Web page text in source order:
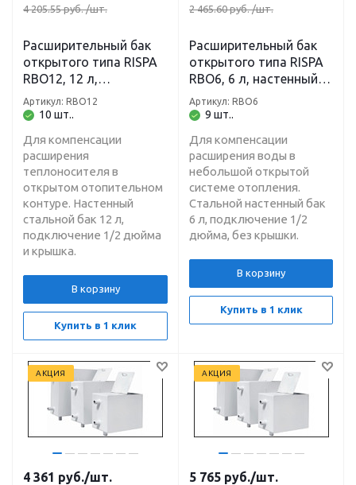
4 205.55 руб. /шт.
Расширительный бак
открытого типа RISPA
RBO12, 12 л,
настенный,
подключение 1/2
10 шт..
Артикул: RBO12
Для компенсации
расширения
теплоносителя в
открытом отопительном
контуре. Настенный
стальной бак 12 л,
подключение 1/2 дюйма
и крышка.
В корзину
Купить в 1 клик
2 465.60 руб. /шт.
Расширительный бак
открытого типа RISPA
RBO6, 6 л, настенный,
подключение 1/2
дюйма, без крышки
9 шт..
Артикул: RBO6
Для компенсации
расширения воды в
небольшой открытой
системе отопления.
Стальной настенный бак
6 л, подключение 1/2
дюйма, без крышки.
В корзину
Купить в 1 клик
АКЦИЯ
4 361 руб./шт.
АКЦИЯ
5 765 руб./шт.